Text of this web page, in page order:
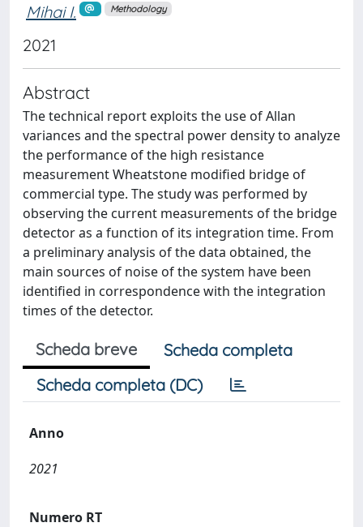
Mihai I.
Methodology
2021
Abstract
The technical report exploits the use of Allan
variances and the spectral power density to analyze
the performance of the high resistance
measurement Wheatstone modified bridge of
commercial type. The study was performed by
observing the current measurements of the bridge
detector as a function of its integration time. From
a preliminary analysis of the data obtained, the
main sources of noise of the system have been
identified in correspondence with the integration
times of the detector.
Scheda breve
Scheda completa
Scheda completa (DC)
Anno
2021
Numero RT